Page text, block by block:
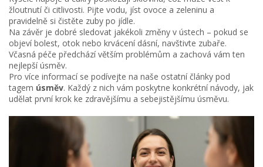
žloutnutí či citlivosti. Pijte vodu, jíst ovoce a zeleninu a
pravidelně si čistěte zuby po jídle.
Na závěr je dobré sledovat jakékoli změny v ústech – pokud se
objeví bolest, otok nebo krvácení dásní, navštivte zubaře.
Včasná péče předchází větším problémům a zachová vám ten
nejlepší úsměv.
Pro více informací se podívejte na naše ostatní články pod
tagem úsměv. Každý z nich vám poskytne konkrétní návody, jak
udělat první krok ke zdravějšímu a sebejistějšímu úsměvu.